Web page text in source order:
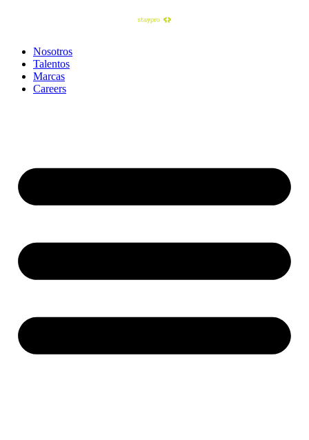
Nosotros
Talentos
Marcas
Careers